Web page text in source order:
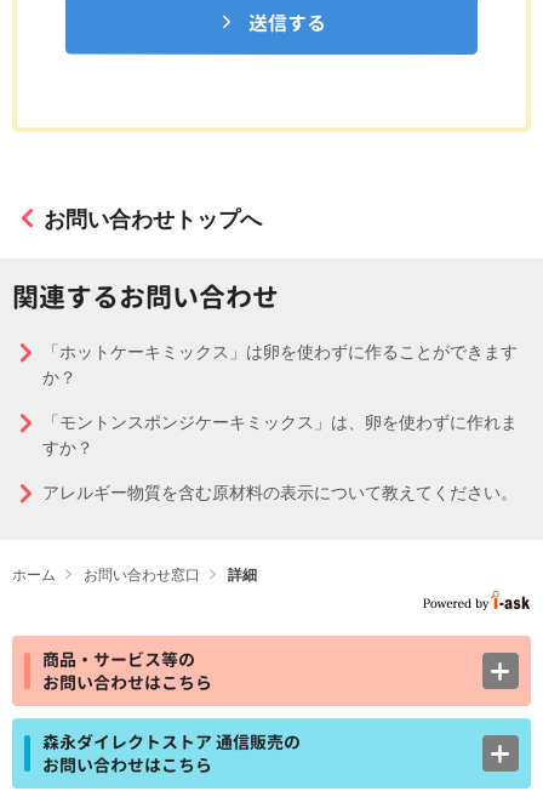
送信する
お問い合わせトップへ
関連するお問い合わせ
「ホットケーキミックス」は卵を使わずに作ることができます
か？
「モントンスポンジケーキミックス」は、卵を使わずに作れま
すか？
アレルギー物質を含む原材料の表示について教えてください。
ホーム お問い合わせ窓口 詳細
商品・サービス等の
お問い合わせはこちら
森永ダイレクトストア 通信販売の
お問い合わせはこちら